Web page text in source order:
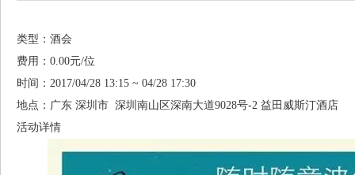
类型：酒会
费用：0.00元/位
时间：2017/04/28 13:15 ~ 04/28 17:30
地点：广东 深圳市 深圳南山区深南大道9028号-2 益田威斯汀酒店
活动详情